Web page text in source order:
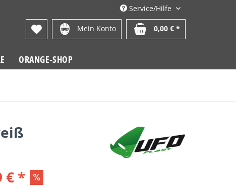
Service/Hilfe
Mein Konto 0,00 € *
ORANGE-SHOP
€ *